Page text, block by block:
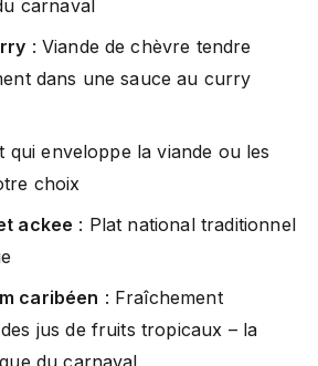
carnaval
: Viande de chèvre tendre
dans une sauce au curry
qui enveloppe la viande ou les
choix
ackee : Plat national traditionnel
caribéen : Fraîchement
jus de fruits tropicaux – la
du carnaval